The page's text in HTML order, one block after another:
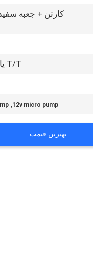
کارتن + جعبه
T/T یا اعتبارات اسنادی
12v micro pump
,
بهترین قیمت